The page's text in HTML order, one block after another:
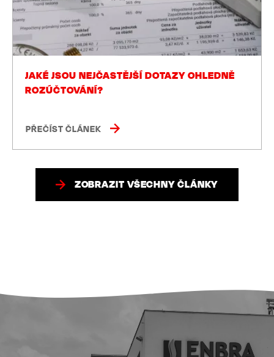
JAKÉ JSOU NEJČASTĚJŠÍ DOTAZY OHLEDNĚ
ROZÚČTOVÁNÍ?
PŘEČÍST ČLÁNEK
ZOBRAZIT VŠECHNY ČLÁNKY